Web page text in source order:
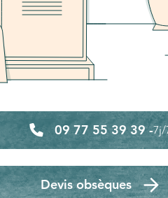
09 77 55 39 39 -7j/
Devis obsèques